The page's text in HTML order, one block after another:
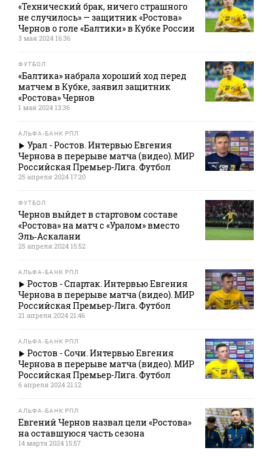
«Технический брак, ничего страшного
не случилось» — защитник «Ростова»
Чернов о голе «Балтики» в Кубке России
3 мая 2024 16:36
ФУТБОЛ
«Балтика» набрала хороший ход перед
матчем в Кубке, заявил защитник
«Ростова» Чернов
1 мая 2024 13:36
АЛЬФА-БАНК РПЛ
Урал - Ростов. Интервью Евгения
Чернова в перерыве матча (видео). МИР
Российская Премьер-Лига. Футбол
25 апреля 2024 17:20
ФУТБОЛ
Чернов выйдет в стартовом составе
«Ростова» на матч с «Уралом» вместо
Эль‑Аскалани
25 апреля 2024 15:52
АЛЬФА-БАНК РПЛ
Ростов - Спартак. Интервью Евгения
Чернова в перерыве матча (видео). МИР
Российская Премьер-Лига. Футбол
21 апреля 2024 21:46
АЛЬФА-БАНК РПЛ
Ростов - Сочи. Интервью Евгения
Чернова в перерыве матча (видео). МИР
Российская Премьер-Лига. Футбол
6 апреля 2024 21:12
АЛЬФА-БАНК РПЛ
Евгений Чернов назвал цели «Ростова»
на оставшуюся часть сезона
14 марта 2024 15:57